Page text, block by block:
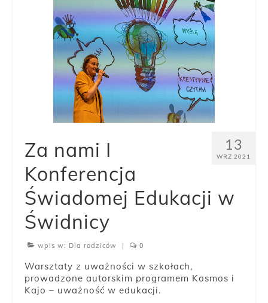
13
WRZ 2021
Za nami I
Konferencja
Świadomej Edukacji w
Świdnicy
wpis w: Dla rodziców | 0
Warsztaty z uważności w szkołach,
prowadzone autorskim programem Kosmos i
Kajo – uważność w edukacji.